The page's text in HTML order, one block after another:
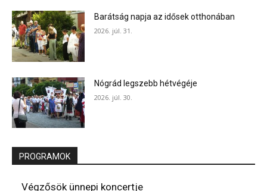
Barátság napja az idősek otthonában
2026. júl. 31.
Nógrád legszebb hétvégéje
2026. júl. 30.
PROGRAMOK
Végzősök ünnepi koncertje